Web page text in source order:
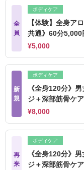
全
員
ボディケア
【体験】全身ア
共通》60分5,000
¥5,000
新
規
ボディケア
《全身120分》
ジ＋深部筋骨ケ
¥8,000
再
来
ボディケア
《全身120分》
ジ＋深部筋骨ケ